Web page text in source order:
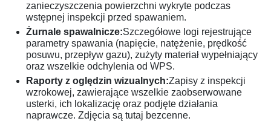
zanieczyszczenia powierzchni wykryte podczas
wstępnej inspekcji przed spawaniem.
Żurnale spawalnicze:Szczegółowe logi rejestrujące
parametry spawania (napięcie, natężenie, prędkość
posuwu, przepływ gazu), zużyty materiał wypełniający
oraz wszelkie odchylenia od WPS.
Raporty z oględzin wizualnych:Zapisy z inspekcji
wzrokowej, zawierające wszelkie zaobserwowane
usterki, ich lokalizację oraz podjęte działania
naprawcze. Zdjęcia są tutaj bezcenne.